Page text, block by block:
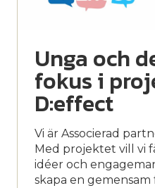
Unga och
fokus i
D:effect
Vi är Associerad
Med projektet vill vi
idéer och
skapa en